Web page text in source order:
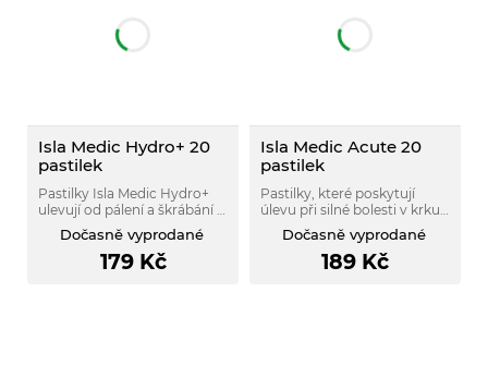
Isla Medic Hydro+ 20
pastilek
Pastilky Isla Medic Hydro+
ulevují od pálení a škrábání v
krku spojené s nachlazením,
zklidňují podrážděné
hlasivky a zmírňují chrapot.
Dočasně vyprodané
179Kč
Isla Medic Acute 20
pastilek
Pastilky, které poskytují
úlevu při silné bolesti v krku,
při potížích s hlasivkami a
polykáním.
Dočasně vyprodané
189 Kč